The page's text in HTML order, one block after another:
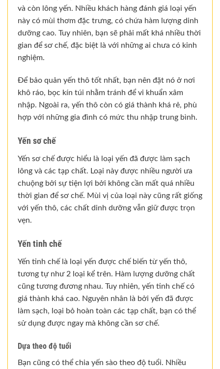
và còn lông yến. Nhiều khách hàng đánh giá loại yến
này có mùi thơm đặc trưng, có chứa hàm lượng dinh
dưỡng cao. Tuy nhiên, bạn sẽ phải mất khá nhiều thời
gian để sơ chế, đặc biệt là với những ai chưa có kinh
nghiệm.
Để bảo quản yến thô tốt nhất, bạn nên đặt nó ở nơi
khô ráo, bọc kín túi nhằm tránh để vi khuẩn xâm
nhập. Ngoài ra, yến thô còn có giá thành khá rẻ, phù
hợp với những gia đình có mức thu nhập trung bình.
Yến sơ chế
Yến sơ chế được hiểu là loại yến đã được làm sạch
lông và các tạp chất. Loại này được nhiều người ưa
chuộng bởi sự tiện lợi bởi không cần mất quá nhiều
thời gian để sơ chế. Mùi vị của loại này cũng rất giống
với yến thô, các chất dinh dưỡng vẫn giữ được trọn
vẹn.
Yến tinh chế
Yến tinh chế là loại yến được chế biến từ yến thô,
tương tự như 2 loại kể trên. Hàm lượng dưỡng chất
cũng tương đương nhau. Tuy nhiên, yến tinh chế có
giá thành khá cao. Nguyên nhân là bởi yến đã được
làm sạch, loại bỏ hoàn toàn các tạp chất, bạn có thể
sử dụng được ngay mà không cần sơ chế.
Dựa theo độ tuổi
Bạn cũng có thể chia yến sào theo độ tuổi. Nhiều